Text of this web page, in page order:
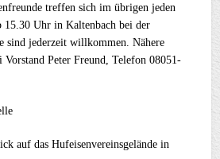
treffen sich im übrigen jeden
15.30 Uhr in Kaltenbach bei der
sind jederzeit willkommen. Nähere
Peter Freund, Telefon 08051-
auf das Hufeisenvereinsgelände in